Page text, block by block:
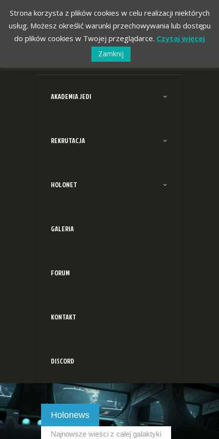
AKADEMIA JEDI
REKRUTACJA
HOLONET
GALERIA
FORUM
KONTAKT
DISCORD
Holonews
Najnowsze wieści z całej galaktyki
Strona korzysta z plików cookies w celu realizacji niektórych
usług. Możesz określić warunki przechowywania lub dostępu
do plików cookies w Twojej przeglądarce. Czytaj więcej
Zamknij